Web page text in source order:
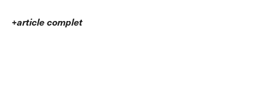
+article complet